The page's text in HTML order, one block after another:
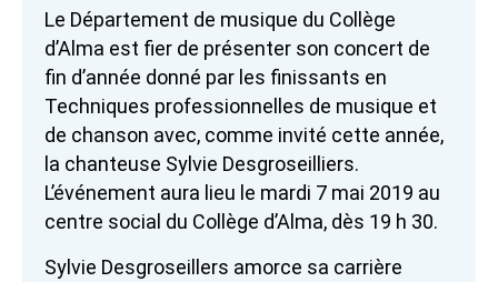
Le Département de musique du Collège
d’Alma est fier de présenter son concert de
fin d’année donné par les finissants en
Techniques professionnelles de musique et
de chanson avec, comme invité cette année,
la chanteuse Sylvie Desgroseilliers.
L’événement aura lieu le mardi 7 mai 2019 au
centre social du Collège d’Alma, dès 19 h 30.
Sylvie Desgroseillers amorce sa carrière